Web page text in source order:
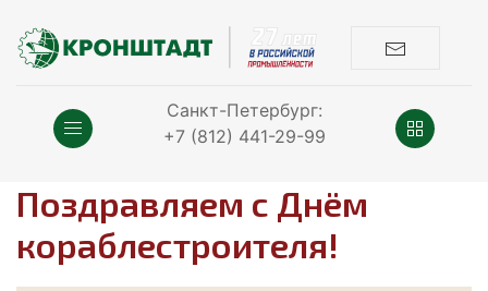
Санкт-Петербург:
+7 (812) 441-29-99
Поздравляем с Днём
кораблестроителя!